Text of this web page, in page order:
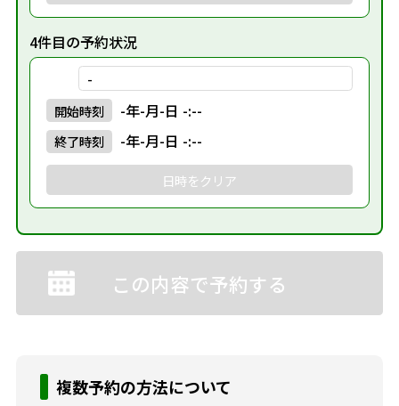
4件目の予約状況
-
開始時刻 -年-月-日 -:--
終了時刻 -年-月-日 -:--
日時をクリア
この内容で予約する
複数予約の方法について